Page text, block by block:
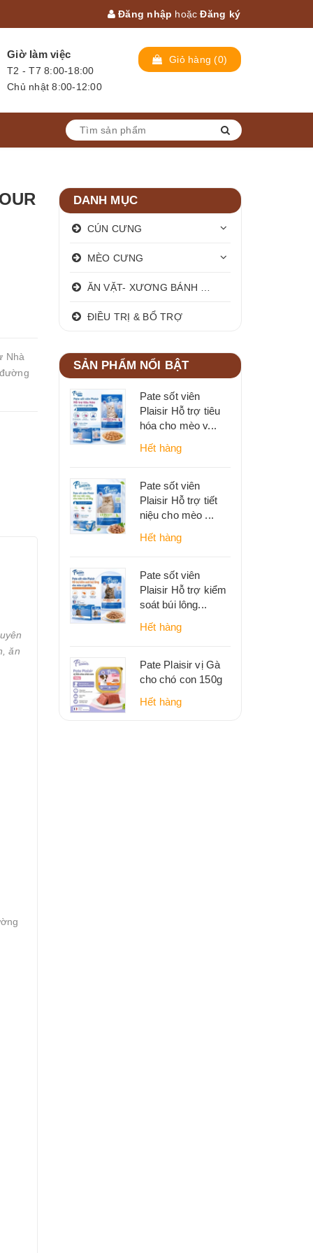
Đăng nhập hoặc Đăng ký
Giờ làm việc
T2 - T7 8:00-18:00
Chủ nhật 8:00-12:00
Giỏ hàng (0)
Nhà
ăn
DANH MỤC
CÚN CƯNG
MÈO CƯNG
ĐIỀU TRỊ & BỔ TRỢ
SẢN PHẨM NỔI BẬT
Pate sốt viên
Plaisir Hỗ trợ tiêu
hóa cho mèo v...
Hết hàng
Pate sốt viên
Plaisir Hỗ trợ tiết
niệu cho mèo ...
Hết hàng
Pate sốt viên
Plaisir Hỗ trợ kiểm
soát búi lông...
Hết hàng
Pate Plaisir vị Gà
cho chó con 150g
Hết hàng